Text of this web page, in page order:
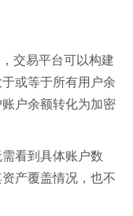
交易平台可以构建
或等于所有用户余
户余额转化为加密
看到具体账户数
产覆盖情况，也不